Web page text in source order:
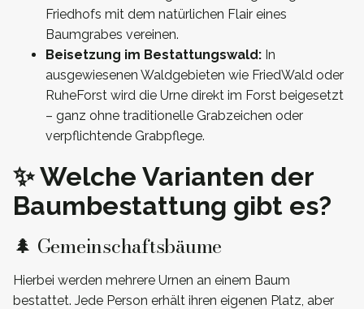
Friedhofs mit dem natürlichen Flair eines
Baumgrabes vereinen.
Beisetzung im Bestattungswald: In
ausgewiesenen Waldgebieten wie FriedWald oder
RuheForst wird die Urne direkt im Forst beigesetzt
– ganz ohne traditionelle Grabzeichen oder
verpflichtende Grabpflege.
✨ Welche Varianten der
Baumbestattung gibt es?
🌲 Gemeinschaftsbäume
Hierbei werden mehrere Urnen an einem Baum
bestattet. Jede Person erhält ihren eigenen Platz, aber